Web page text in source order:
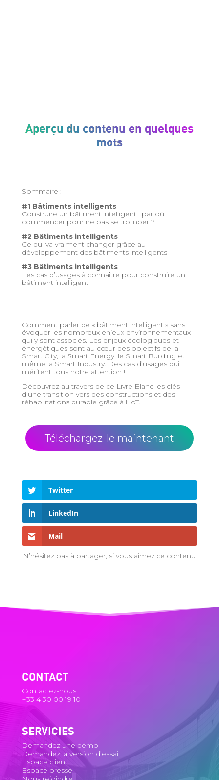
Aperçu du contenu en quelques
mots
Sommaire :
#1 Bâtiments intelligents
Construire un bâtiment intelligent : par où
commencer pour ne pas se tromper ?
#2 Bâtiments intelligents
Ce qui va vraiment changer grâce au
développement des bâtiments intelligents
#3 Bâtiments intelligents
Les cas d’usages à connaître pour construire un
bâtiment intelligent
Comment parler de « bâtiment intelligent » sans
évoquer les nombreux enjeux environnementaux
qui y sont associés. Les enjeux écologiques et
énergétiques sont au cœur des objectifs de la
Smart City, la Smart Energy, le Smart Building et
même la Smart Industry. Des cas d’usages qui
méritent tous notre attention !
Découvrez au travers de ce Livre Blanc les clés
d’une transition vers des constructions et des
réhabilitations durable grâce à l’IoT.
Téléchargez-le maintenant
Twitter
LinkedIn
Mail
N’hésitez pas à partager, si vous aimez ce contenu
!
CONTACT
Contactez-nous
+33 4 30 00 19 10
SERVICIES
Demandez une démo
Demandez la version d’essai
Espace client
Espace presse